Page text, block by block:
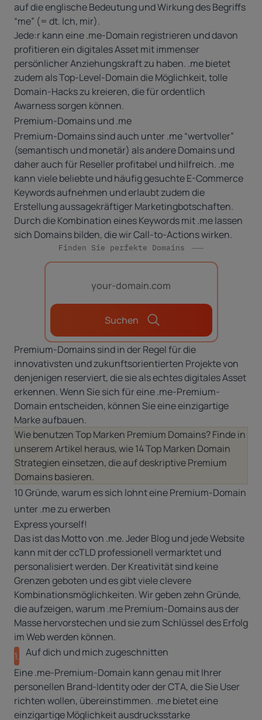
auf die englische Bedeutung und Wirkung des Begriffs
“me” (= dt. Ich, mir).
Jede:r kann eine .me-Domain registrieren und davon
profitieren ein digitales Asset mit immenser
persönlicher Anziehungskraft zu haben. .me bietet
zudem als Top-Level-Domain die Möglichkeit, tolle
Domain-Hacks zu kreieren, die für ordentlich
Awarness sorgen können.
Premium-Domains und .me
Premium-Domains sind auch unter .me “wertvoller”
(semantisch und monetär) als andere Domains und
daher auch fürResellerprofitabel und hilfreich. .me
kann viele beliebte und häufig gesuchte E-Commerce
Keywords aufnehmen und erlaubt zudem die
Erstellung aussagekräftiger Marketingbotschaften.
Durch die Kombination eines Keywords mit .me lassen
sich Domains bilden, die wir Call-to-Actions wirken.
Finden Sie perfekte Domains
Suchen
Premium-Domains sind in der Regel für die
innovativsten und zukunftsorientierten Projekte von
denjenigen reserviert, die sie als echtes digitales Asset
erkennen. Wenn Sie sich für eine .me-Premium-
Domain entscheiden, können Sie eine einzigartige
Marke aufbauen.
Wie benutzen Top Marken Premium Domains? Finde in
unserem Artikel heraus, wie 14 Top Marken Domain
Strategien einsetzen, die auf deskriptive Premium
Domains basieren.
10 Gründe, warum es sich lohnt eine Premium-Domain
unter .me zu erwerben
Express yourself!
Das ist das Motto von .me. Jeder Blog und jede Website
kann mit der ccTLD professionell vermarktet und
personalisiert werden. Der Kreativität sind keine
Grenzen geboten und es gibt viele clevere
Kombinationsmöglichkeiten. Wir geben zehn Gründe,
die aufzeigen, warum .me Premium-Domains aus der
Masse hervorstechen und sie zum Schlüssel des Erfolg
im Web werden können.
1. Auf dich und mich zugeschnitten
Eine .me-Premium-Domain kann genau mit Ihrer
personellen Brand-Identity oder der CTA, die Sie User
richten wollen, übereinstimmen. .me bietet eine
einzigartige Möglichkeit ausdrucksstarke